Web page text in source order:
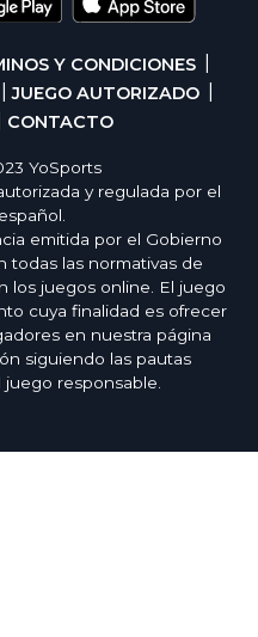
Y CONDICIONES
JUEGO AUTORIZADO
CONTACTO
YoSports
y regulada por el
emitida por el Gobierno
todas las normativas de
los juegos online. El juego
cuya finalidad es ofrecer
en nuestra página
siguiendo las pautas
juego responsable.